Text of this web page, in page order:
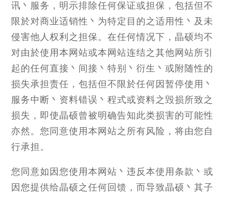
讯丶服务，明示排除任何保证或担保，包括但不
限於对商业适销性丶为特定目的之适用性丶及未
侵害他人权利之担保。在任何情况下，晶硕均不
对由於使用本网站或本网站连结之其他网站所引
起的任何直接丶间接丶特别丶衍生丶或附随性的
损失承担责任，包括但不限於任何因暂停使用丶
服务中断丶资料错误丶程式或资料之毁损所致之
损失，即使晶硕曾被明确告知此类损害的可能性
亦然。您同意使用本网站之所有风险，将由您自
行承担。
您同意如因您使用本网站丶违反本使用条款丶或
因您提供给晶硕之任何回馈，而导致晶硕丶其子